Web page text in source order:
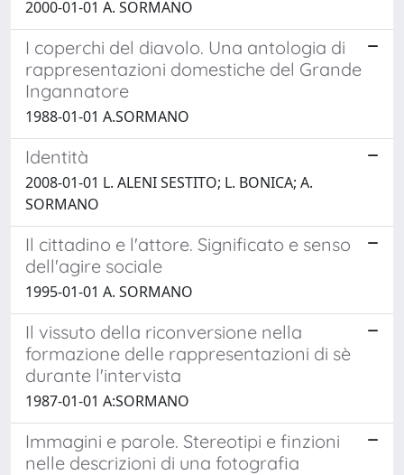
2000-01-01 A. SORMANO
I coperchi del diavolo. Una antologia di
rappresentazioni domestiche del Grande
Ingannatore
1988-01-01 A.SORMANO
Identità
2008-01-01 L. ALENI SESTITO; L. BONICA; A.
SORMANO
Il cittadino e l'attore. Significato e senso
dell'agire sociale
1995-01-01 A. SORMANO
Il vissuto della riconversione nella
formazione delle rappresentazioni di sè
durante l'intervista
1987-01-01 A:SORMANO
Immagini e parole. Stereotipi e finzioni
nelle descrizioni di una fotografia